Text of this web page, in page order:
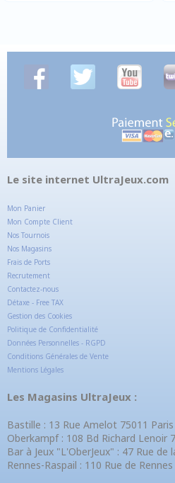
Le site internet UltraJeux.com
Mon Panier
Mon Compte Client
Nos Tournois
Nos Magasins
Frais de Ports
Recrutement
Contactez-nous
Détaxe - Free TAX
Gestion des Cookies
Politique de Confidentialité
Données Personnelles - RGPD
Conditions Générales de Vente
Mentions Légales
Les Magasins UltraJeux :
Bastille : 13 Rue Amelot 75011 Paris
Oberkampf : 108 Bd Richard Lenoir
Bar à Jeux "L'OberJeux" : 47 Rue
Rennes-Raspail : 110 Rue de